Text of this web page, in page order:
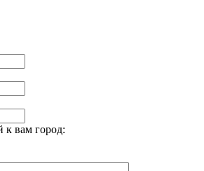
вам город: